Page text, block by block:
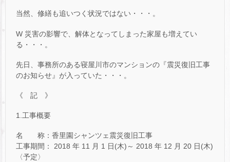
当然、修繕も追いつく状況ではない・・・。
W 災害の影響で、解体となってしまった家屋も増えてい
る・・・。
先日、事務所のある寝屋川市のマンションの『震災復旧工事
のお知らせ』が入っていた・・・。
《 記 》
1.工事概要
名 称：香里園シャンツェ震災復旧工事
工事期間： 2018 年 11 月 1 日(木)～ 2018 年 12 月 20 日(木)
〈予定〉